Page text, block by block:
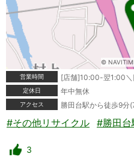
©
営業時間
[店舗]10:00-翌1:00
定休日 年中無休
アクセス 勝田台駅から徒歩9分
#その他リサイクル #勝田台
3